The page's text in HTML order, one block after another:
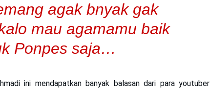
agak bnyak gak
mau agamamu baik
Ponpes saja…
ini mendapatkan banyak balasan dari para youtuber